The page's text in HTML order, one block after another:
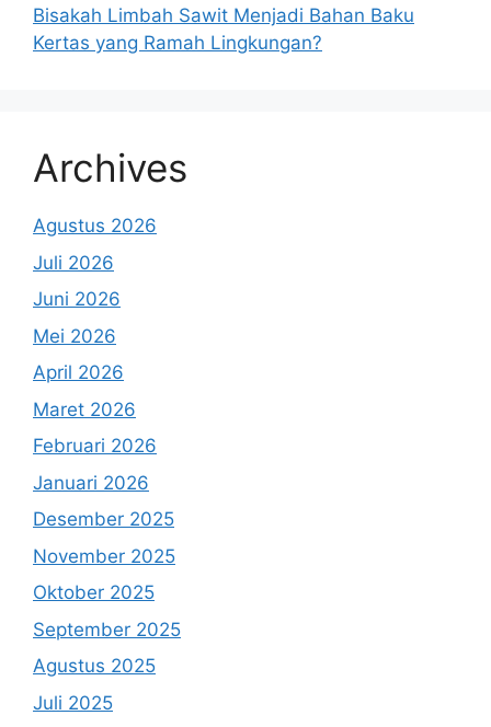
Bisakah Limbah Sawit Menjadi Bahan Baku
Kertas yang Ramah Lingkungan?
Archives
Agustus 2026
Juli 2026
Juni 2026
Mei 2026
April 2026
Maret 2026
Februari 2026
Januari 2026
Desember 2025
November 2025
Oktober 2025
September 2025
Agustus 2025
Juli 2025